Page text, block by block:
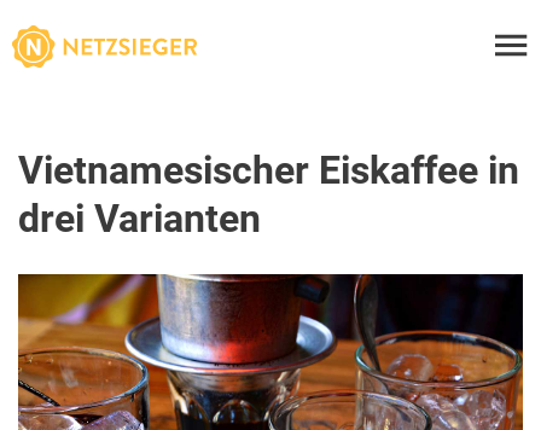
Vietnamesischer Eiskaffee in
drei Varianten